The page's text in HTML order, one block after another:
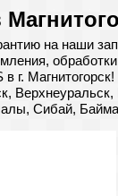
на наши
обработки
г. Магнитогорск!
Сибай,